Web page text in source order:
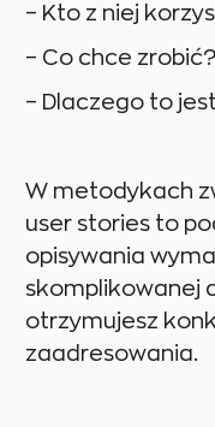
– Kto z niej
– Co chce zrobić?
– Dlaczego to
W metodykach
user stories to
opisywania
skomplikowanej
otrzymujesz
zaadresowania.